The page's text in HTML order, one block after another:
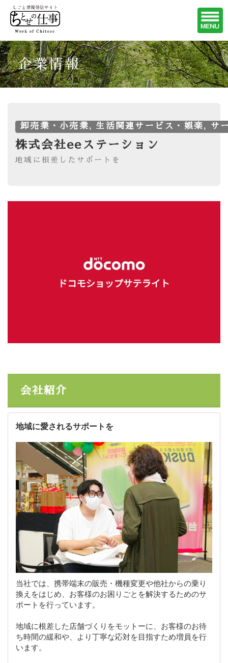
企業情報
卸売業・小売業, 生活関連サービス・娯楽, サ
株式会社eeステーション
地域に根差したサポートを
会社紹介
地域に愛されるサポートを
当社では、携帯端末の販売・機種変更や他社からの乗り
換えをはじめ、お客様のお困りごとを解決するためのサ
ポートを行っています。
地域に根差した店舗づくりをモットーに、お客様のお待
ち時間の緩和や、より丁寧な応対を目指すため増員を行
います。